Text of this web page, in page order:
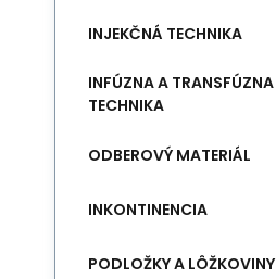
INJEKČNÁ TECHNIKA
INFÚZNA A TRANSFÚZNA
TECHNIKA
ODBEROVÝ MATERIÁL
INKONTINENCIA
PODLOŽKY A LÔŽKOVINY